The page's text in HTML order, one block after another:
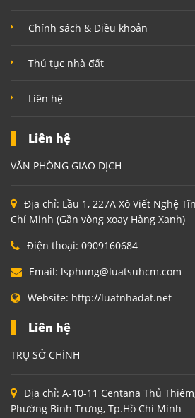
Chính sách & Điều khoản
Thủ tục nhà đất
Liên hệ
Liên hệ
VĂN PHÒNG GIAO DỊCH
Địa chỉ: Lầu 1, 227A Xô Viết Nghệ
Chí Minh (Gần vòng xoay Hàng Xanh)
Điện thoại: 0909160684
Email: lsphung@luatsuhcm.com
Website: http://luatnhadat.net
Liên hệ
TRỤ SỞ CHÍNH
Địa chỉ: A-10-11 Centana Thủ
Phường Bình Trưng, Tp.Hồ Chí Minh